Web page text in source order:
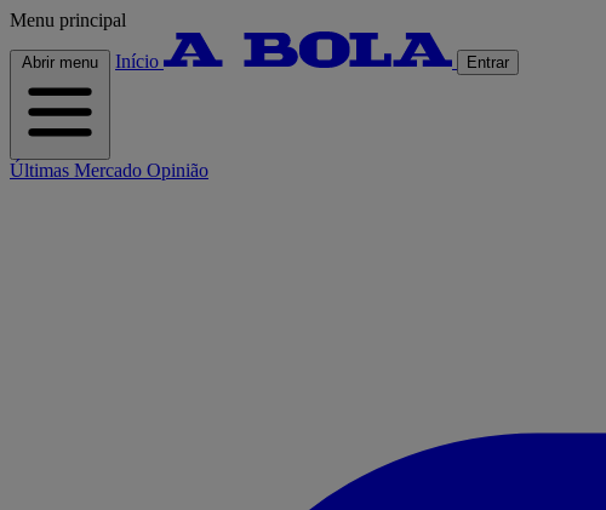
Menu principal
Abrir menu Início Entrar
Últimas Mercado Opinião